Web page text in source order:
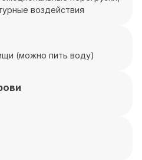
воздействия
(можно пить воду)